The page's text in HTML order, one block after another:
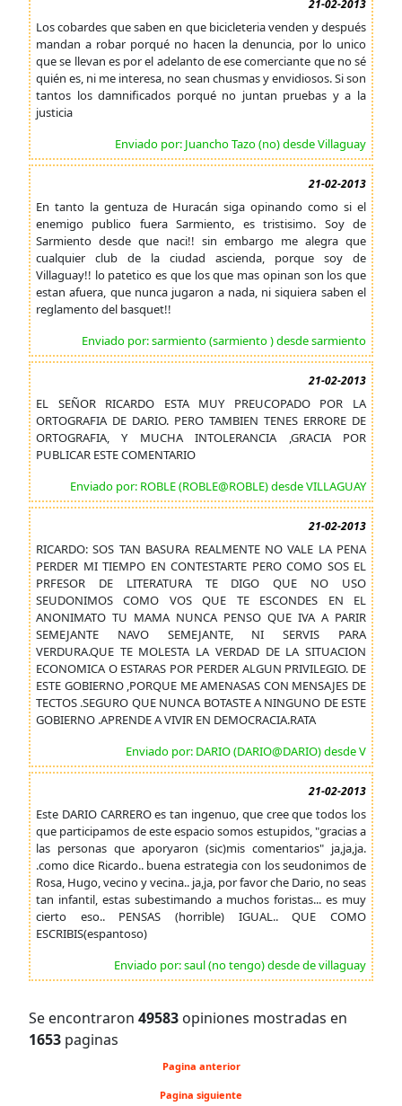
21-02-2013
Los cobardes que saben en que bicicleteria venden y después
mandan a robar porqué no hacen la denuncia, por lo unico
que se llevan es por el adelanto de ese comerciante que no sé
quién es, ni me interesa, no sean chusmas y envidiosos. Si son
tantos los damnificados porqué no juntan pruebas y a la
justicia
Enviado por: Juancho Tazo (no) desde Villaguay
21-02-2013
En tanto la gentuza de Huracán siga opinando como si el
enemigo publico fuera Sarmiento, es tristisimo. Soy de
Sarmiento desde que naci!! sin embargo me alegra que
cualquier club de la ciudad ascienda, porque soy de
Villaguay!! lo patetico es que los que mas opinan son los que
estan afuera, que nunca jugaron a nada, ni siquiera saben el
reglamento del basquet!!
Enviado por: sarmiento (sarmiento ) desde sarmiento
21-02-2013
EL SEÑOR RICARDO ESTA MUY PREUCOPADO POR LA
ORTOGRAFIA DE DARIO. PERO TAMBIEN TENES ERRORE DE
ORTOGRAFIA, Y MUCHA INTOLERANCIA ,GRACIA POR
PUBLICAR ESTE COMENTARIO
Enviado por: ROBLE (ROBLE@ROBLE) desde VILLAGUAY
21-02-2013
RICARDO: SOS TAN BASURA REALMENTE NO VALE LA PENA
PERDER MI TIEMPO EN CONTESTARTE PERO COMO SOS EL
PRFESOR DE LITERATURA TE DIGO QUE NO USO
SEUDONIMOS COMO VOS QUE TE ESCONDES EN EL
ANONIMATO TU MAMA NUNCA PENSO QUE IVA A PARIR
SEMEJANTE NAVO SEMEJANTE, NI SERVIS PARA
VERDURA.QUE TE MOLESTA LA VERDAD DE LA SITUACION
ECONOMICA O ESTARAS POR PERDER ALGUN PRIVILEGIO. DE
ESTE GOBIERNO ,PORQUE ME AMENASAS CON MENSAJES DE
TECTOS .SEGURO QUE NUNCA BOTASTE A NINGUNO DE ESTE
GOBIERNO .APRENDE A VIVIR EN DEMOCRACIA.RATA
Enviado por: DARIO (DARIO@DARIO) desde V
21-02-2013
Este DARIO CARRERO es tan ingenuo, que cree que todos los
que participamos de este espacio somos estupidos, "gracias a
las personas que aporyaron (sic)mis comentarios" ja,ja,ja.
.como dice Ricardo.. buena estrategia con los seudonimos de
Rosa, Hugo, vecino y vecina.. ja,ja, por favor che Dario, no seas
tan infantil, estas subestimando a muchos foristas... es muy
cierto eso.. PENSAS (horrible) IGUAL.. QUE COMO
ESCRIBIS(espantoso)
Enviado por: saul (no tengo) desde de villaguay
Se encontraron 49583 opiniones mostradas en
1653 paginas
Pagina anterior
Pagina siguiente